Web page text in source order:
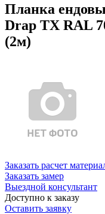
Планка
Drap TX RAL
(2м)
Заказать расчет
Заказать замер
Выездной консультант
Доступно к заказу
Оставить заявку